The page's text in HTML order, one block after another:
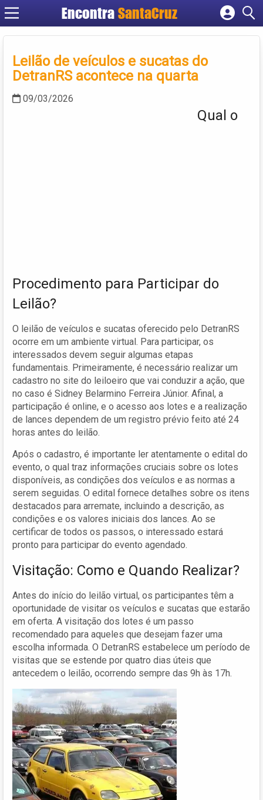
Encontra
Cadastrar empresa
Criar conta
Leilão de veículos e sucatas do
DetranRS acontece na quarta
09/03/2026
Qual o
Procedimento para Participar do
Leilão?
O leilão de veículos e sucatas oferecido pelo DetranRS
ocorre em um ambiente virtual. Para participar, os
interessados devem seguir algumas etapas
fundamentais. Primeiramente, é necessário realizar um
cadastro no site do leiloeiro que vai conduzir a ação, que
no caso é Sidney Belarmino Ferreira Júnior. Afinal, a
participação é online, e o acesso aos lotes e a realização
de lances dependem de um registro prévio feito até 24
horas antes do leilão.
Após o cadastro, é importante ler atentamente o edital do
evento, o qual traz informações cruciais sobre os lotes
disponíveis, as condições dos veículos e as normas a
serem seguidas. O edital fornece detalhes sobre os itens
destacados para arremate, incluindo a descrição, as
condições e os valores iniciais dos lances. Ao se
certificar de todos os passos, o interessado estará
pronto para participar do evento agendado.
Visitação: Como e Quando Realizar?
Antes do início do leilão virtual, os participantes têm a
oportunidade de visitar os veículos e sucatas que estarão
em oferta. A visitação dos lotes é um passo
recomendado para aqueles que desejam fazer uma
escolha informada. O DetranRS estabelece um período de
visitas que se estende por quatro dias úteis que
antecedem o leilão, ocorrendo sempre das 9h às 17h.